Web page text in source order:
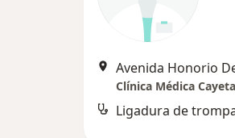
Clínica Médica
Ligadura de